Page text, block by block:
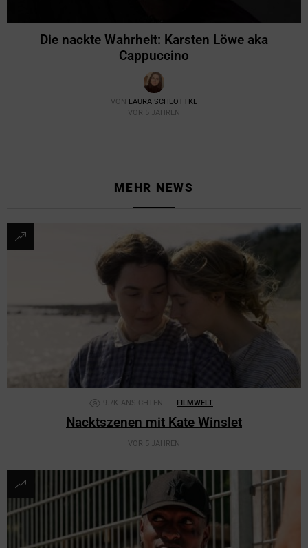
Die nackte Wahrheit: Karsten Löwe aka
Cappuccino
VON LAURA SCHLOTTKE
VOR 5 JAHREN
MEHR NEWS
9.7K ANSICHTEN FILMWELT
Nacktszenen mit Kate Winslet
VOR 5 JAHREN